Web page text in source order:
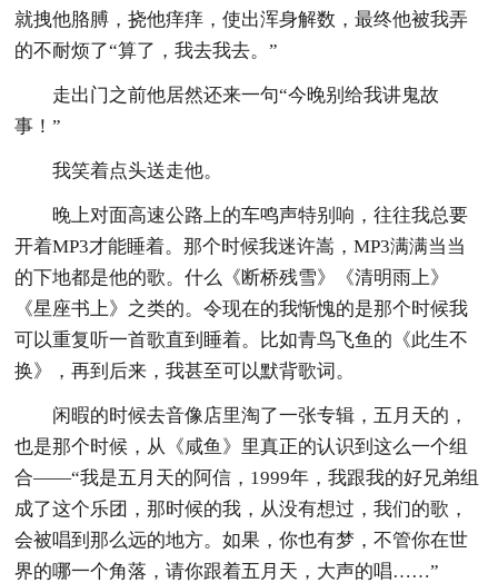
就拽他胳膊，挠他痒痒，使出浑身解数，最终他被我弄
的不耐烦了“算了，我去我去。”
走出门之前他居然还来一句“今晚别给我讲鬼故
事！”
我笑着点头送走他。
晚上对面高速公路上的车鸣声特别响，往往我总要
开着MP3才能睡着。那个时候我迷许嵩，MP3满满当当
的下地都是他的歌。什么《断桥残雪》《清明雨上》
《星座书上》之类的。令现在的我惭愧的是那个时候我
可以重复听一首歌直到睡着。比如青鸟飞鱼的《此生不
换》，再到后来，我甚至可以默背歌词。
闲暇的时候去音像店里淘了一张专辑，五月天的，
也是那个时候，从《咸鱼》里真正的认识到这么一个组
合——“我是五月天的阿信，1999年，我跟我的好兄弟组
成了这个乐团，那时候的我，从没有想过，我们的歌，
会被唱到那么远的地方。如果，你也有梦，不管你在世
界的哪一个角落，请你跟着五月天，大声的唱……”